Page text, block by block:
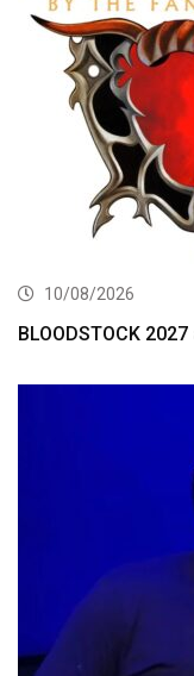
10/08/2026
BLOODSTOCK